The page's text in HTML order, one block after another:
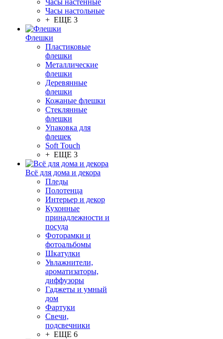
Часы настенные
Часы настольные
+ ЕЩЕ 3
Флешки
Пластиковые
флешки
Металлические
флешки
Деревянные
флешки
Кожаные флешки
Стеклянные
флешки
Упаковка для
флешек
Soft Touch
+ ЕЩЕ 3
Всё для дома и декора
Пледы
Полотенца
Интерьер и декор
Кухонные
принадлежности и
посуда
Фоторамки и
фотоальбомы
Шкатулки
Увлажнители,
ароматизаторы,
диффузоры
Гаджеты и умный
дом
Фартуки
Свечи,
подсвечники
+ ЕЩЕ 6